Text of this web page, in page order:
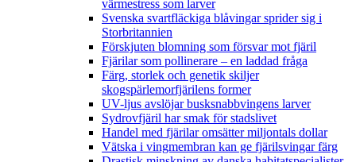
värmestress som larver
Svenska svartfläckiga blåvingar sprider sig i
Storbritannien
Förskjuten blomning som försvar mot fjäril
Fjärilar som pollinerare – en laddad fråga
Färg, storlek och genetik skiljer
skogspärlemorfjärilens former
UV-ljus avslöjar busksnabbvingens larver
Sydrovfjäril har smak för stadslivet
Handel med fjärilar omsätter miljontals dollar
Vätska i vingmembran kan ge fjärilsvingar färg